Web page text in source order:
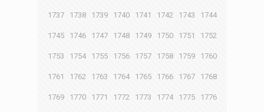
1737 1738 1739 1740 1741 1742 1743 1744
1745 1746 1747 1748 1749 1750 1751 1752
1753 1754 1755 1756 1757 1758 1759 1760
1761 1762 1763 1764 1765 1766 1767 1768
1769 1770 1771 1772 1773 1774 1775 1776